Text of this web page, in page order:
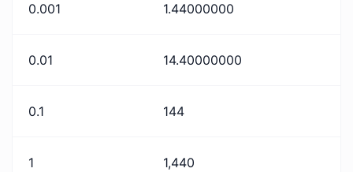
0.001 1.44000000
0.01 14.40000000
0.1 144
1 1,440